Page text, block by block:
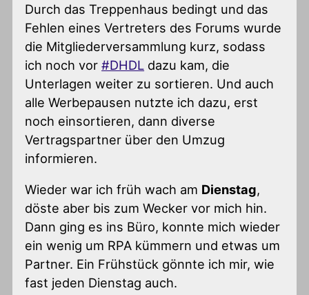
Durch das Treppenhaus bedingt und das
Fehlen eines Vertreters des Forums wurde
die Mitgliederversammlung kurz, sodass
ich noch vor#DHDL dazu kam, die
Unterlagen weiter zu sortieren. Und auch
alle Werbepausen nutzte ich dazu, erst
noch einsortieren, dann diverse
Vertragspartner über den Umzug
informieren.
Wieder war ich früh wach am Dienstag,
döste aber bis zum Wecker vor mich hin.
Dann ging es ins Büro, konnte mich wieder
ein wenig um RPA kümmern und etwas um
Partner. Ein Frühstück gönnte ich mir, wie
fast jeden Dienstag auch.